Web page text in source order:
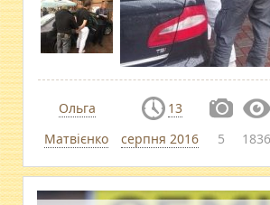
Ольга
Матвієнко
13
серпня 2016
5 1836